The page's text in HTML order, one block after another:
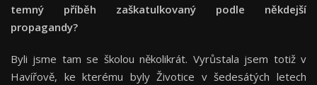
temný příběh zaškatulkovaný podle někdejší
propagandy?
Byli jsme tam se školou několikrát. Vyrůstala jsem totiž v
Havířově, ke kterému byly Životice v šedesátých letech